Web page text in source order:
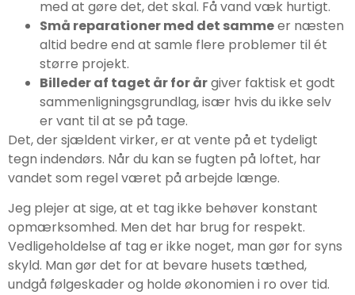
med at gøre det, det skal. Få vand væk hurtigt.
Små reparationer med det sammeer næsten
altid bedre end at samle flere problemer til ét
større projekt.
Billeder af taget år for årgiver faktisk et godt
sammenligningsgrundlag, især hvis du ikke selv
er vant til at se på tage.
Det, der sjældent virker, er at vente på et tydeligt
tegn indendørs. Når du kan se fugten på loftet, har
vandet som regel været på arbejde længe.
Jeg plejer at sige, at et tag ikke behøver konstant
opmærksomhed. Men det har brug for respekt.
Vedligeholdelse af tag er ikke noget, man gør for syns
skyld. Man gør det for at bevare husets tæthed,
undgå følgeskader og holde økonomien i ro over tid.